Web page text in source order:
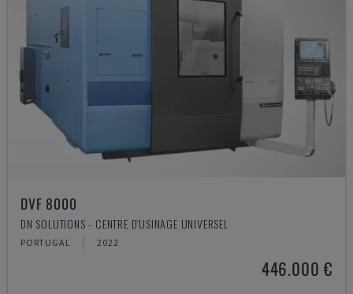
DVF 8000
DN SOLUTIONS - CENTRE D'USINAGE UNIVERSEL
PORTUGAL 2022
446.000 €